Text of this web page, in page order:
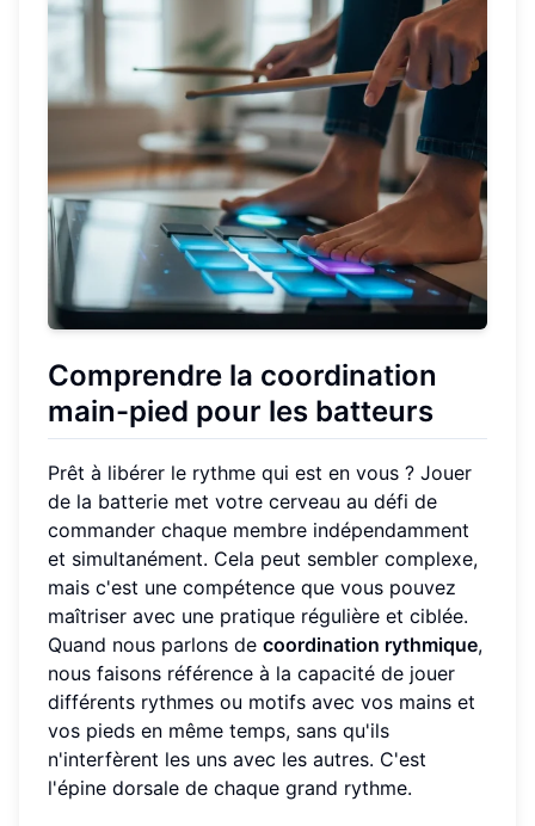
Comprendre la coordination
main-pied pour les batteurs
Prêt à libérer le rythme qui est en vous ? Jouer
de la batterie met votre cerveau au défi de
commander chaque membre indépendamment
et simultanément. Cela peut sembler complexe,
mais c'est une compétence que vous pouvez
maîtriser avec une pratique régulière et ciblée.
Quand nous parlons de coordination rythmique,
nous faisons référence à la capacité de jouer
différents rythmes ou motifs avec vos mains et
vos pieds en même temps, sans qu'ils
n'interfèrent les uns avec les autres. C'est
l'épine dorsale de chaque grand rythme.